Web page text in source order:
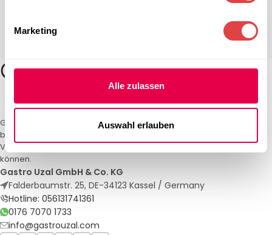
Marketing
Alle zulassen
Auswahl erlauben
Gastro Uzal – Ihr Spezialist für Gastronomiemöbel und -textilien. Wir
bieten maßgeschneiderte Lösungen für Restaurants, Hotels und
Veranstaltungen. Qualität und Service, auf die Sie sich verlassen
können.
Gastro Uzal GmbH & Co. KG
Falderbaumstr. 25, DE-34123 Kassel / Germany
Hotline: 056131741361
0176 7070 1733
info@gastrouzal.com